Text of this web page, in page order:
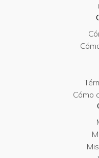
Cómo